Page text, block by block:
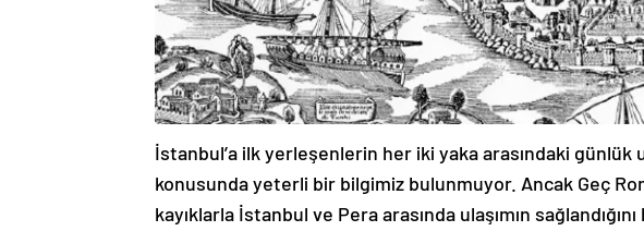
İstanbul’a ilk yerleşenlerin her iki yaka arasındaki günlük
konusunda yeterli bir bilgimiz bulunmuyor. Ancak Geç
kayıklarla İstanbul ve Pera arasında ulaşımın